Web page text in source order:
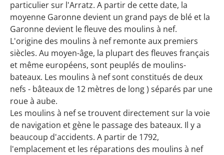
particulier sur l'Arratz. A partir de cette date, la
moyenne Garonne devient un grand pays de blé et la
Garonne devient le fleuve des moulins à nef.
L'origine des moulins à nef remonte aux premiers
siècles. Au moyen-âge, la plupart des fleuves français
et même européens, sont peuplés de moulins-
bateaux. Les moulins à nef sont constitués de deux
nefs - bâteaux de 12 mètres de long ) séparés par une
roue à aube.
Les moulins à nef se trouvent directement sur la voie
de navigation et gène le passage des bateaux. Il y a
beaucoup d'accidents. A partir de 1792,
l'emplacement et les réparations des moulins à nef